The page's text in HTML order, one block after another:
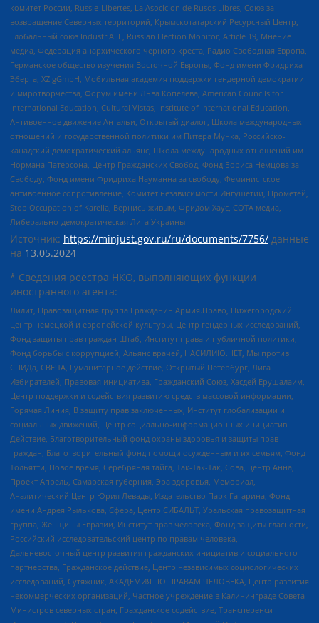
комитет России, Russie-Libertes, La Asocicion de Rusos Libres, Союз за
возвращение Северных территорий, Крымскотатарский Ресурсный Центр,
Глобальный союз IndustriALL, Russian Election Monitor, Article 19, Мнение
медиа, Федерация анархического черного креста, Радио Свободная Европа,
Германское общество изучения Восточной Европы, Фонд имени Фридриха
Эберта, XZ gGmbH, Мобильная академия поддержки гендерной демократии
и миротворчества, Форум имени Льва Копелева, American Councils for
International Education, Cultural Vistas, Institute of International Education,
Антивоенное движение Антальи, Открытый диалог, Школа международных
отношений и государственной политики им Питера Мунка, Российско-
канадский демократический альянс, Школа международных отношений им
Нормана Патерсона, Центр Гражданских Свобод, Фонд Бориса Немцова за
Свободу, Фонд имени Фридриха Науманна за свободу, Феминистское
антивоенное сопротивление, Комитет независимости Ингушетии, Прометей,
Stop Occupation of Karelia, Вернись живым, Фридом Хаус, СОТА медиа,
Либерально-демократическая Лига Украины
Источник: https://minjust.gov.ru/ru/documents/7756/ данные
на 13.05.2024
* Сведения реестра НКО, выполняющих функции
иностранного агента:
Лилит, Правозащитная группа Гражданин.Армия.Право, Нижегородский
центр немецкой и европейской культуры, Центр гендерных исследований,
Фонд защиты прав граждан Штаб, Институт права и публичной политики,
Фонд борьбы с коррупцией, Альянс врачей, НАСИЛИЮ.НЕТ, Мы против
СПИДа, СВЕЧА, Гуманитарное действие, Открытый Петербург, Лига
Избирателей, Правовая инициатива, Гражданский Союз, Хасдей Ерушалаим,
Центр поддержки и содействия развитию средств массовой информации,
Горячая Линия, В защиту прав заключенных, Институт глобализации и
социальных движений, Центр социально-информационных инициатив
Действие, Благотворительный фонд охраны здоровья и защиты прав
граждан, Благотворительный фонд помощи осужденным и их семьям, Фонд
Тольятти, Новое время, Серебряная тайга, Так-Так-Так, Сова, центр Анна,
Проект Апрель, Самарская губерния, Эра здоровья, Мемориал,
Аналитический Центр Юрия Левады, Издательство Парк Гагарина, Фонд
имени Андрея Рылькова, Сфера, Центр СИБАЛЬТ, Уральская правозащитная
группа, Женщины Евразии, Институт прав человека, Фонд защиты гласности,
Российский исследовательский центр по правам человека,
Дальневосточный центр развития гражданских инициатив и социального
партнерства, Гражданское действие, Центр независимых социологических
исследований, Сутяжник, АКАДЕМИЯ ПО ПРАВАМ ЧЕЛОВЕКА, Центр развития
некоммерческих организаций, Частное учреждение в Калининграде Совета
Министров северных стран, Гражданское содействие, Трансперенси